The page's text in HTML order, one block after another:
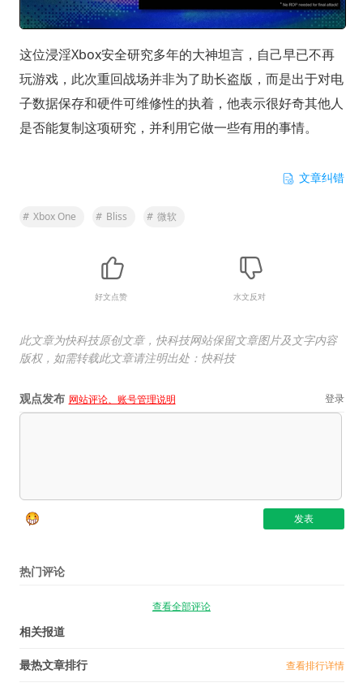
这位浸淫Xbox安全研究多年的大神坦言，自己早已不再
玩游戏，此次重回战场并非为了助长盗版，而是出于对电
子数据保存和硬件可维修性的执着，他表示很好奇其他人
是否能复制这项研究，并利用它做一些有用的事情。
文章纠错
# Xbox One # Bliss # 微软
好文点赞 水文反对
此文章为快科技原创文章，快科技网站保留文章图片及文字内容
版权，如需转载此文章请注明出处：快科技
观点发布 网站评论、账号管理说明 登录
热门评论
查看全部评论
相关报道
最热文章排行 查看排行详情